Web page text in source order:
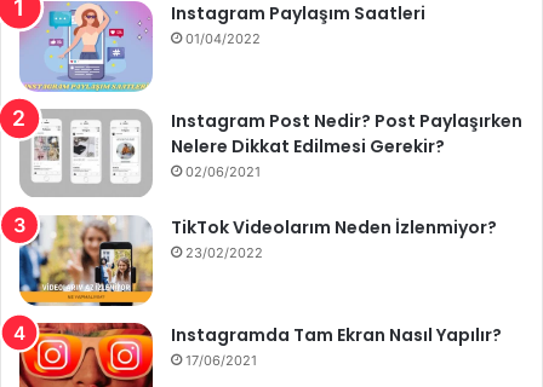
Instagram Paylaşım Saatleri
01/04/2022
Instagram Post Nedir? Post Paylaşırken
Nelere Dikkat Edilmesi Gerekir?
02/06/2021
TikTok Videolarım Neden İzlenmiyor?
23/02/2022
Instagramda Tam Ekran Nasıl Yapılır?
17/06/2021